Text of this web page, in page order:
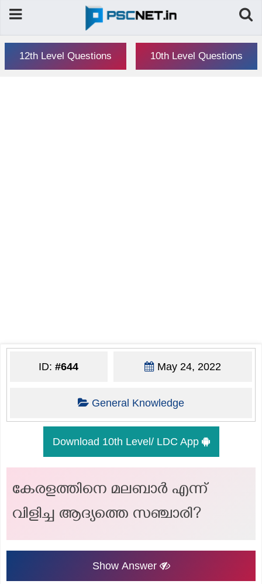
12th Level Questions 10th Level Questions
ID:#644 May 24, 2022
General Knowledge
Download 10th Level/ LDC App
കേരളത്തിനെ മലബാർ എന്ന്
വിളിച്ച ആദ്യത്തെ സഞ്ചാരി?
Show Answer